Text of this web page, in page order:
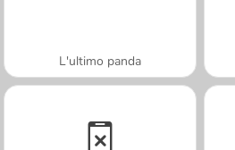
L'ultimo panda